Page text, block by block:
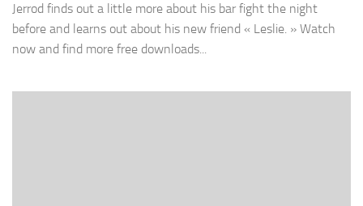
Jerrod finds out a little more about his bar fight the night
before and learns out about his new friend « Leslie. » Watch
now and find more free downloads...